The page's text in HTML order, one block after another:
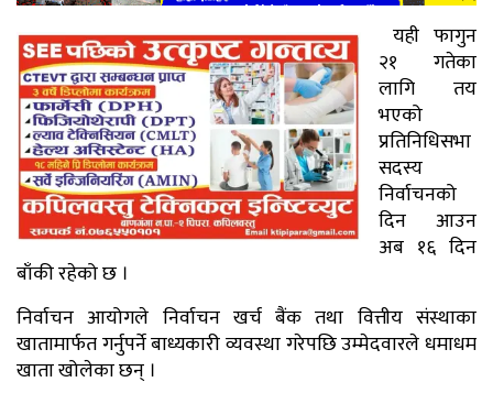
यही फागुन
२१ गतेका
लागि तय
भएको
प्रतिनिधिसभा
सदस्य
निर्वाचनको
दिन आउन
अब १६ दिन
बाँकी रहेको छ ।
निर्वाचन आयोगले निर्वाचन खर्च बैंक तथा वित्तीय संस्थाका
खातामार्फत गर्नुपर्ने बाध्यकारी व्यवस्था गरेपछि उम्मेदवारले धमाधम
खाता खोलेका छन् ।